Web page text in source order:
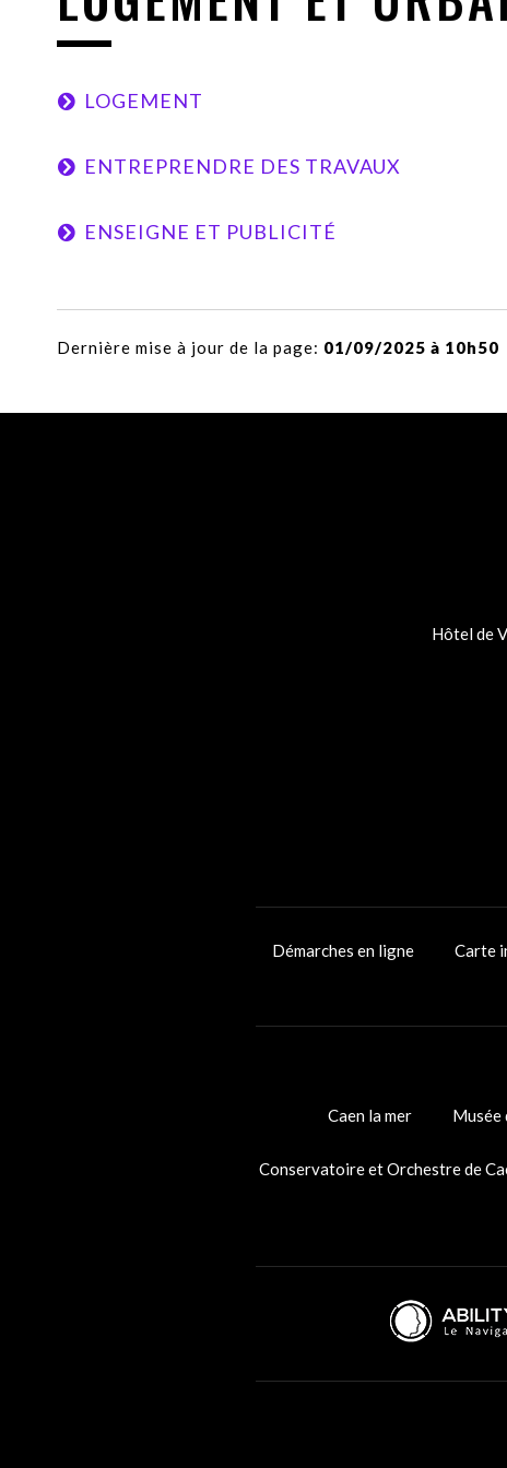
LOGEMENT
ENTREPRENDRE DES TRAVAUX
ENSEIGNE ET PUBLICITÉ
Dernière mise à jour de la page: 01/09/2025 à 10h50
Hôtel de
Démarches en ligne Carte
Caen la mer Musée
Conservatoire et Orchestre de